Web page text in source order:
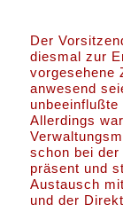
Der
diesmal zur
vorgesehene
anwesend
unbeeinflußte
Allerdings
schon bei
präsent und
Austausch
und der